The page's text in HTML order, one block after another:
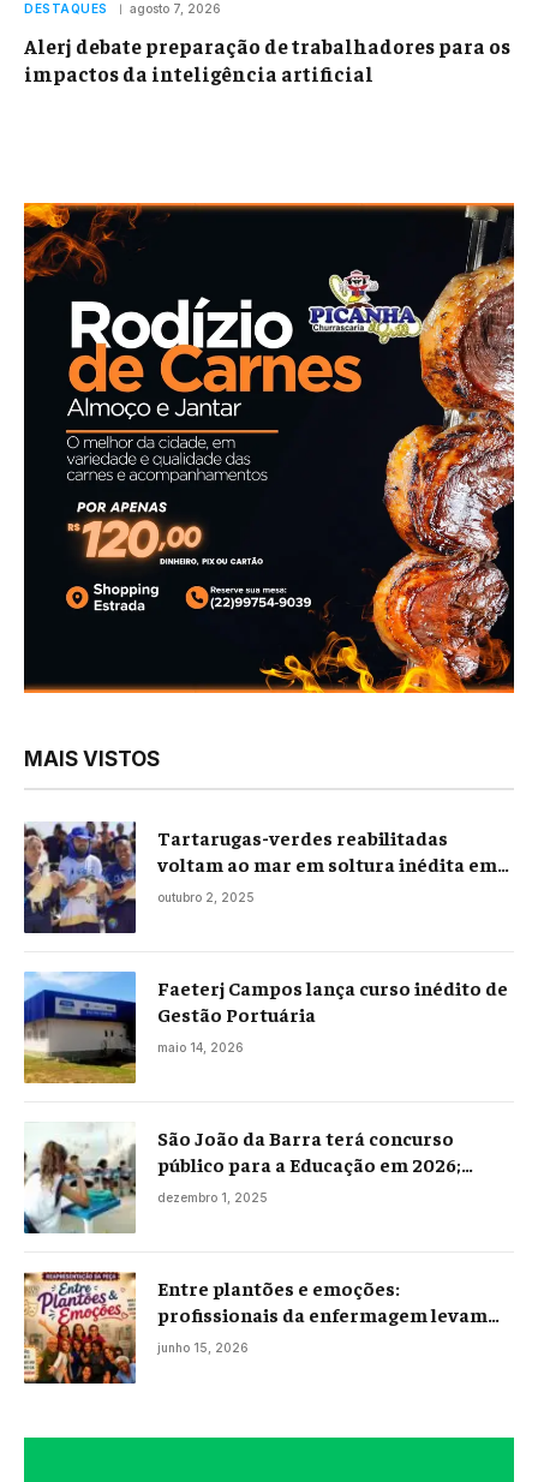
DESTAQUES agosto 7, 2026
Alerj debate preparação de trabalhadores para os
impactos da inteligência artificial
MAIS VISTOS
Tartarugas-verdes reabilitadas
voltam ao mar em soltura inédita em
Praia Seca
outubro 2, 2025
Faeterj Campos lança curso inédito de
Gestão Portuária
maio 14, 2026
São João da Barra terá concurso
público para a Educação em 2026;
projeto já está na Câmara
dezembro 1, 2025
Entre plantões e emoções:
profissionais da enfermagem levam
histórias reais ao palco em Campos
junho 15, 2026